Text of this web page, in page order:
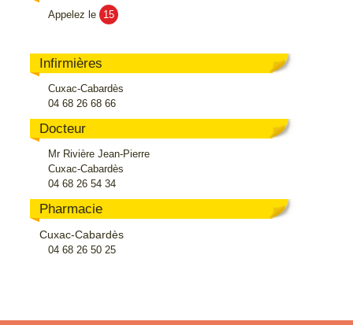
Appelez le 15
Infirmières
Cuxac-Cabardès
04 68 26 68 66
Docteur
Mr Rivière Jean-Pierre
Cuxac-Cabardès
04 68 26 54 34
Pharmacie
Cuxac-Cabardès
04 68 26 50 25